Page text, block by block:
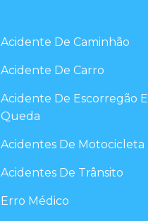
Acidente De Caminhão
Acidente De Carro
Acidente De Escorregão E
Queda
Acidentes De Motocicleta
Acidentes De Trânsito
Erro Médico